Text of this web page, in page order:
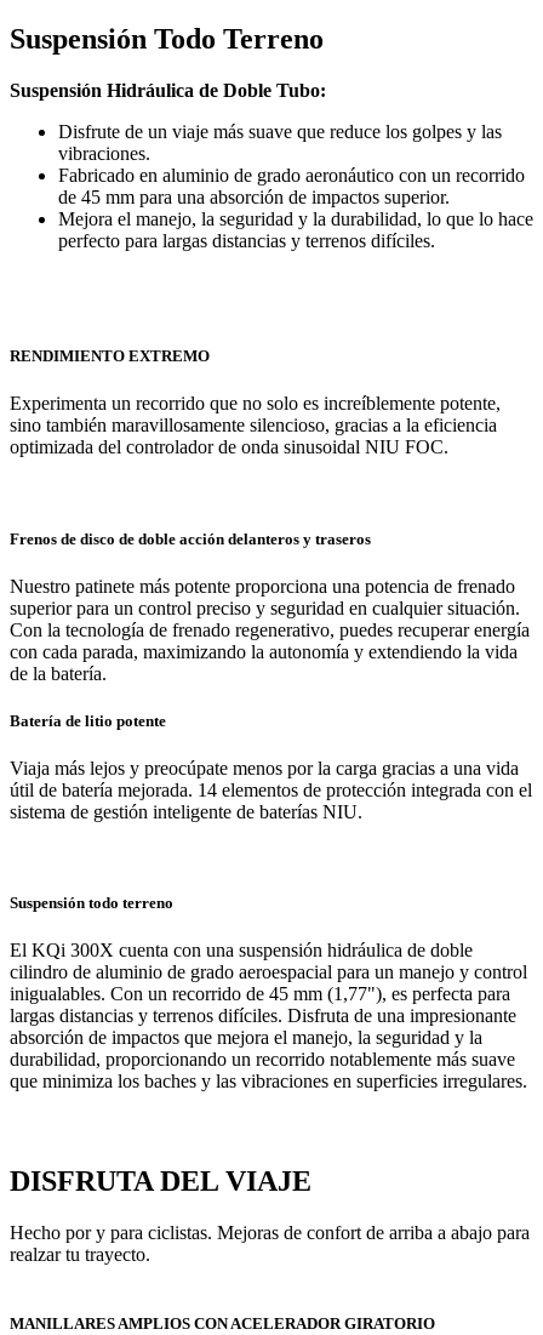
Suspensión Todo Terreno
Suspensión Hidráulica de Doble Tubo:
Disfrute de un viaje más suave que reduce los golpes y las
vibraciones.
Fabricado en aluminio de grado aeronáutico con un recorrido
de 45 mm para una absorción de impactos superior.
Mejora el manejo, la seguridad y la durabilidad, lo que lo hace
perfecto para largas distancias y terrenos difíciles.
RENDIMIENTO EXTREMO
Experimenta un recorrido que no solo es increíblemente potente,
sino también maravillosamente silencioso, gracias a la eficiencia
optimizada del controlador de onda sinusoidal NIU FOC.
Frenos de disco de doble acción delanteros y traseros
Nuestro patinete más potente proporciona una potencia de frenado
superior para un control preciso y seguridad en cualquier situación.
Con la tecnología de frenado regenerativo, puedes recuperar energía
con cada parada, maximizando la autonomía y extendiendo la vida
de la batería.
Batería de litio potente
Viaja más lejos y preocúpate menos por la carga gracias a una vida
útil de batería mejorada. 14 elementos de protección integrada con el
sistema de gestión inteligente de baterías NIU.
Suspensión todo terreno
El KQi 300X cuenta con una suspensión hidráulica de doble
cilindro de aluminio de grado aeroespacial para un manejo y control
inigualables. Con un recorrido de 45 mm (1,77"), es perfecta para
largas distancias y terrenos difíciles. Disfruta de una impresionante
absorción de impactos que mejora el manejo, la seguridad y la
durabilidad, proporcionando un recorrido notablemente más suave
que minimiza los baches y las vibraciones en superficies irregulares.
DISFRUTA DEL VIAJE
Hecho por y para ciclistas. Mejoras de confort de arriba a abajo para
realzar tu trayecto.
MANILLARES AMPLIOS CON ACELERADOR GIRATORIO